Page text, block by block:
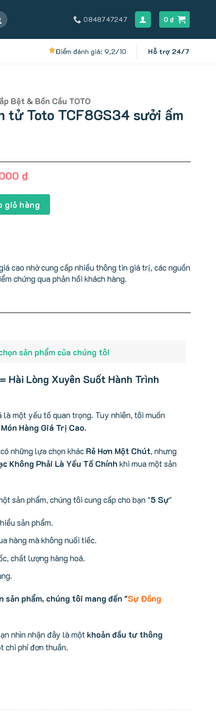
0848747247 0₫
Điểm đánh giá: 9,2/10 Hỗ trợ 24/7
Bệt & Bồn Cầu TOTO
tử Toto TCF8GS34 sưởi ấm
₫.
₫Giá
tại
là:
9.499.000 ₫.
sưởi ấm và nước nóng số lượng
giỏ hàng
cao nhờ cung cấp nhiều thông tin giá trị, các nguồn
chứng qua phản hồi khách hàng.
sản phẩm của chúng tôi
Hài Lòng Xuyên Suốt Hành Trình
là một yếu tố quan trọng. Tuy nhiên, tôi muốn
Món Hàng Giá Trị Cao.
những lựa chọn khác Rẻ Hơn Một Chút, nhưng
Không Phải Là Yếu Tố Chính khi mua một sản
sản phẩm, chúng tôi cung cấp cho bạn "5 Sự"
sản phẩm.
hàng mà không nuối tiếc.
chất lượng hàng hoá.
sản phẩm, chúng tôi mang đến "Sự Đồng
nhìn nhận đây là một khoản đầu tư thông
chi phí đơn thuần.